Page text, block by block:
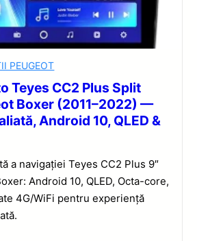
PEUGEOT
Teyes CC2 Plus Split
Boxer (2011–2022) —
Android 10, QLED &
a navigației Teyes CC2 Plus 9″
Android 10, QLED, Octa-core,
4G/WiFi pentru experiență